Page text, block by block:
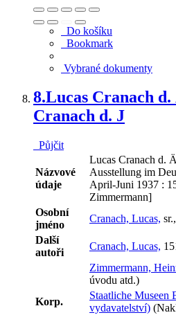
Do košíku
Bookmark
Vybrané dokumenty
8.Lucas Cranach
Cranach d. J
Půjčit
Názvové
údaje
Lucas Cranach d.
Ausstellung im
April-Juni 1937 :
Zimmermann]
Osobní
jméno
Cranach, Lucas,
Další
autoři
Cranach, Lucas,
Zimmermann,
úvodu atd.)
Korp.
Staatliche Museen
vydavatelství)